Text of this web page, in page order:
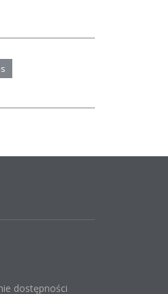
dostępności